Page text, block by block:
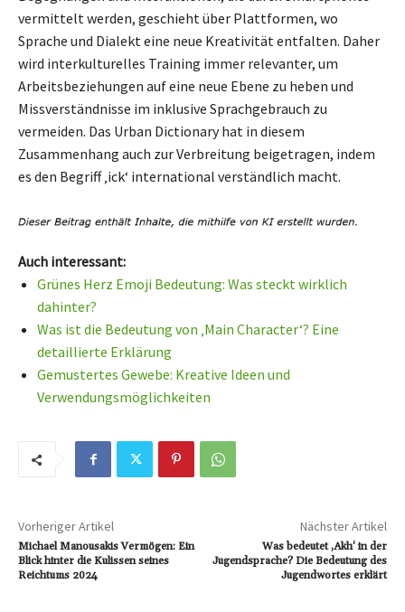
vermittelt werden, geschieht über Plattformen, wo
Sprache und Dialekt eine neue Kreativität entfalten. Daher
wird interkulturelles Training immer relevanter, um
Arbeitsbeziehungen auf eine neue Ebene zu heben und
Missverständnisse im inklusive Sprachgebrauch zu
vermeiden. Das Urban Dictionary hat in diesem
Zusammenhang auch zur Verbreitung beigetragen, indem
es den Begriff ‚ick‘ international verständlich macht.
Auch interessant:
Grünes Herz Emoji Bedeutung: Was steckt wirklich
dahinter?
Was ist die Bedeutung von ‚Main Character‘? Eine
detaillierte Erklärung
Gemustertes Gewebe: Kreative Ideen und
Verwendungsmöglichkeiten
Vorheriger Artikel
Michael Manousakis Vermögen: Ein
Blick hinter die Kulissen seines
Reichtums 2024
Nächster Artikel
Was bedeutet ‚Akh‘ in der
Jugendsprache? Die Bedeutung des
Jugendwortes erklärt